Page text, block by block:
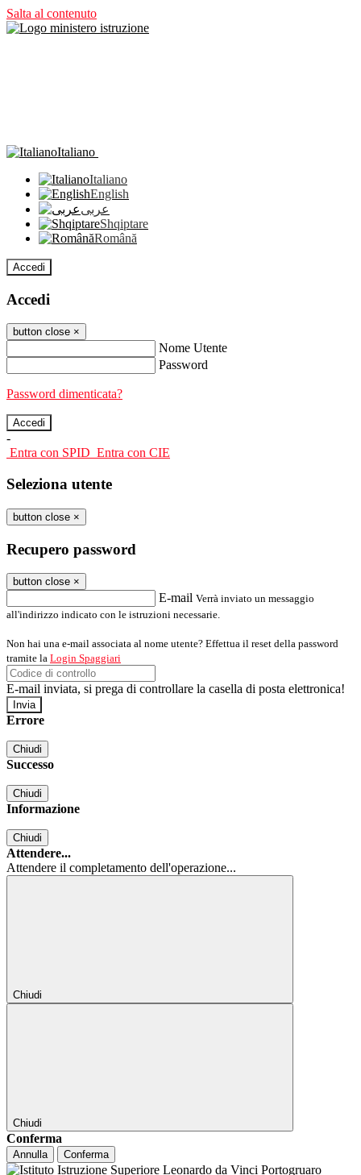
Salta al contenuto
Italiano
Italiano
English
عربى
Shqiptare
Română
Accedi
Accedi
button close ×
Nome Utente
Password
Password dimenticata?
-
Entra con SPID Entra con CIE
Seleziona utente
button close ×
Recupero password
button close ×
E-mail Verrà inviato un messaggio
all'indirizzo indicato con le istruzioni necessarie.
Non hai una e-mail associata al nome utente? Effettua il reset della password
tramite la Login Spaggiari
E-mail inviata, si prega di controllare la casella di posta elettronica!
Errore
Chiudi
Successo
Chiudi
Informazione
Chiudi
Attendere...
Attendere il completamento dell'operazione...
Chiudi
Chiudi
Conferma
Annulla Conferma